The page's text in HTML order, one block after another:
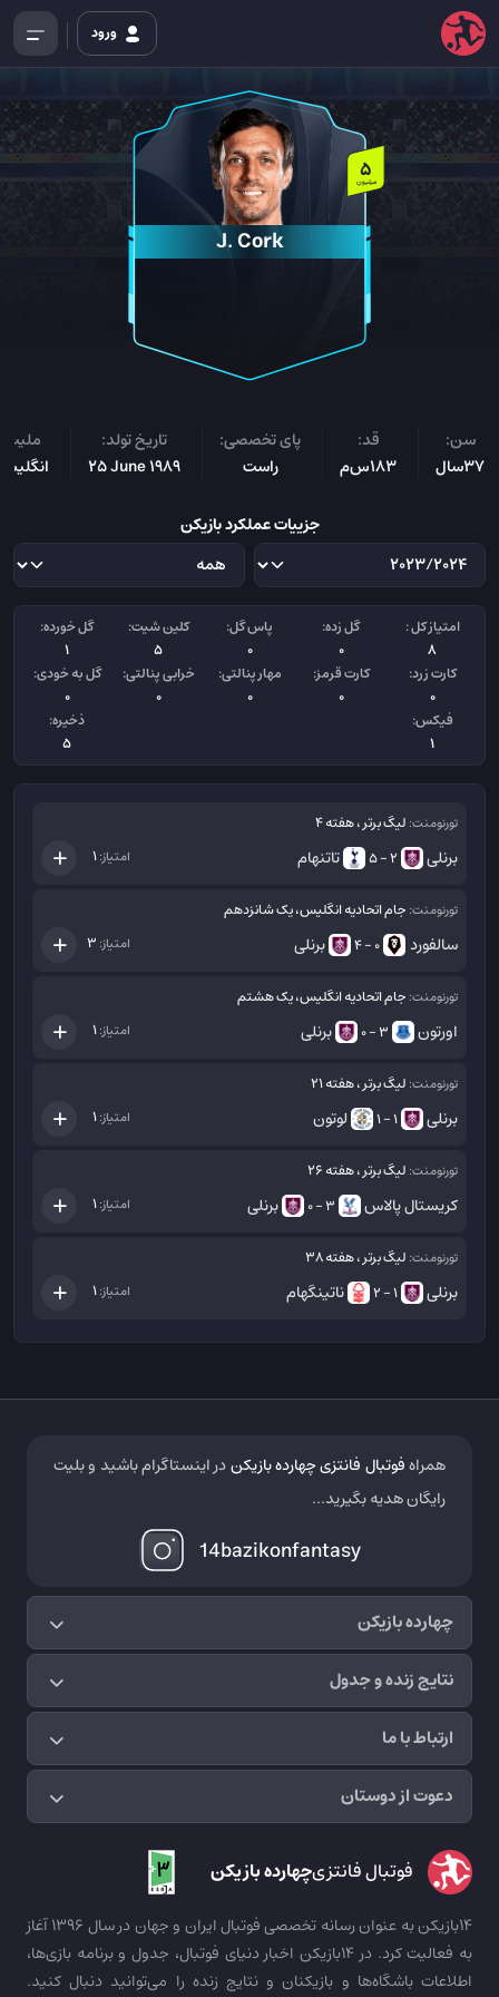
ورود
J. Cork
5
میلیون
سن:
37سال
قد:
183س‌م
پای تخصصی:
راست
تاریخ تولد:
25 June 1989
ملیت:
جزییات عملکرد بازیکن
امتیاز کل :
8
گل زده:
0
پاس گل:
0
کلین شیت:
5
گل خورده:
1
کارت زرد:
0
کارت قرمز:
0
مهار پنالتی:
0
خرابی پنالتی:
0
گل به خودی:
0
فیکس:
1
ذخیره:
5
تورنومنت: لیگ برتر ، هفته 4
برنلی 2 - 5 تاتنهام امتیاز:1
تورنومنت: جام اتحادیه انگلیس، یک شانزدهم
سالفورد 0 - 4 برنلی امتیاز: 3
تورنومنت: جام اتحادیه انگلیس، یک هشتم
اورتون 3 - 0 برنلی امتیاز:1
تورنومنت: لیگ برتر ، هفته 21
برنلی 1 - 1 لوتون امتیاز:1
تورنومنت: لیگ برتر ، هفته 26
کریستال پالاس 3 - 0 برنلی امتیاز:1
تورنومنت: لیگ برتر ، هفته 38
برنلی 1 - 2 ناتینگهام امتیاز:1
چهارده بازیکن
نتایج زنده و جدول
ارتباط با ما
دعوت از دوستان
همراهفوتبال فانتزی چهارده بازیکندر اینستاگرام باشید و بلیت
رایگان هدیه بگیرید...
14bazikonfantasy
فوتبال فانتزیچهارده بازیکن
14بازیکن به عنوان رسانه تخصصی فوتبال ایران و جهان در سال 1396 آغاز
به فعالیت کرد. در 14بازیکن اخبار دنیای فوتبال، جدول و برنامه بازی‌ها،
اطلاعات باشگاه‌ها و بازیکنان و نتایج زنده را می‌توانید دنبال کنید.